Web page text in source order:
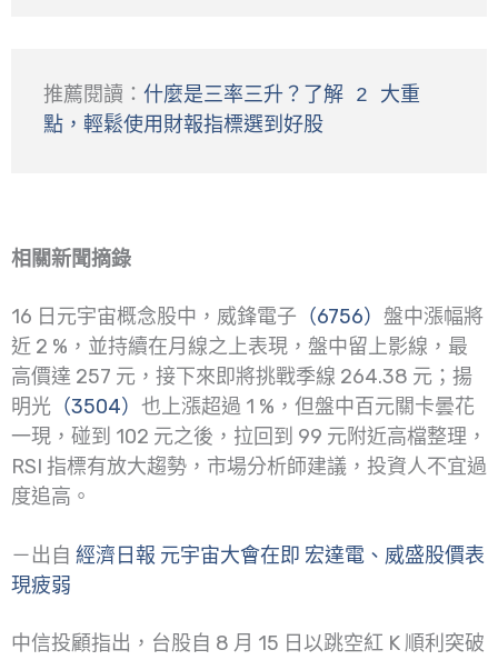
推薦閱讀： 什麼是三率三升？了解 2 大重
點，輕鬆使用財報指標選到好股
相關新聞摘錄
16 日元宇宙概念股中，威鋒電子 （6756） 盤中漲幅將
近 2 %，並持續在月線之上表現，盤中留上影線，最
高價達 257 元，接下來即將挑戰季線 264.38 元；揚
明光 （3504） 也上漲超過 1 %，但盤中百元關卡曇花
一現，碰到 102 元之後，拉回到 99 元附近高檔整理，
RSI 指標有放大趨勢，市場分析師建議，投資人不宜過
度追高。
－出自 經濟日報 元宇宙大會在即 宏達電、威盛股價表
現疲弱
中信投顧指出，台股自 8 月 15 日以跳空紅 K 順利突破